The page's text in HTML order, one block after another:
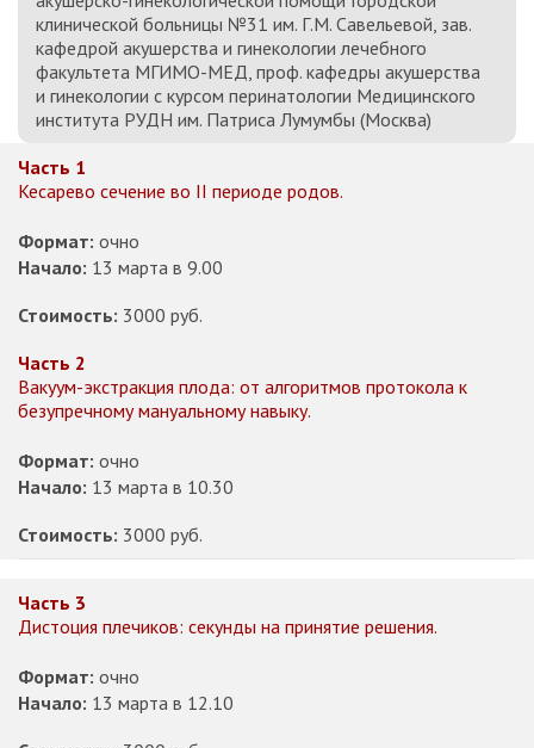
клинической больницы №31 им. Г.М. Савельевой, зав.
кафедрой акушерства и гинекологии лечебного
факультета МГИМО-МЕД, проф. кафедры акушерства
и гинекологии с курсом перинатологии Медицинского
института РУДН им. Патриса Лумумбы (Москва)
Часть 1
Кесарево сечение во II периоде родов.
Формат: очно
Начало: 13 марта в 9.00
Стоимость: 3000 руб.
Часть 2
Вакуум-экстракция плода: от алгоритмов протокола к
безупречному мануальному навыку.
Формат: очно
Начало: 13 марта в 10.30
Стоимость: 3000 руб.
Часть 3
Дистоция плечиков: секунды на принятие решения.
Формат: очно
Начало: 13 марта в 12.10